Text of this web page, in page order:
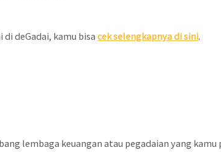
deGadai, kamu bisacek selengkapnya di sini.
lembaga keuangan atau pegadaian yang kamu